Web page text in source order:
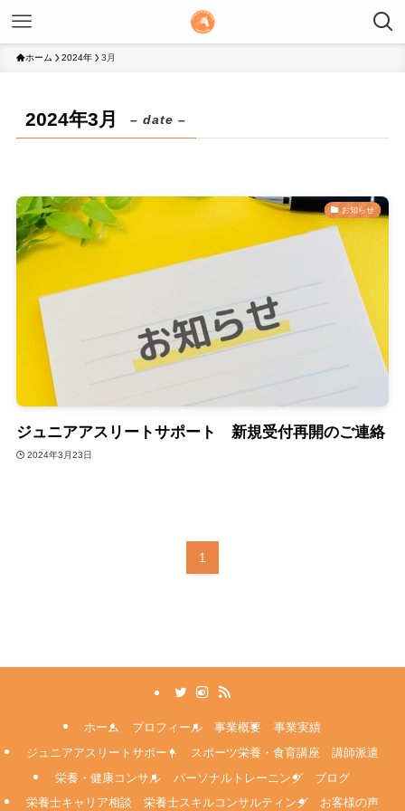
ホーム 2024年 3月
2024年3月 – date –
お知らせ
ジュニアアスリートサポート 新規受付再開のご連絡
2024年3月23日
1
ホーム プロフィール 事業概要
事業実績
ジュニアアスリートサポート
スポーツ栄養・食育講座 講師派遣
栄養・健康コンサル
パーソナルトレーニング
ブログ
栄養士キャリア相談 栄養士スキルコンサルティング
お客様の声